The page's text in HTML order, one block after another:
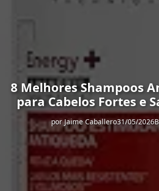
8 Melhores Shampoos
para Cabelos Fortes e
porJaime Caballero31/05/2026